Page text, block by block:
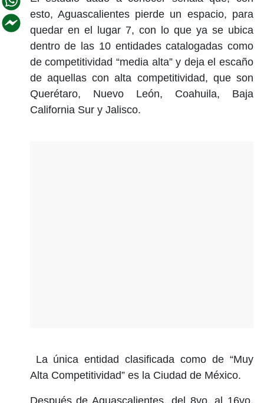
esto, Aguascalientes pierde un espacio, para
quedar en el lugar 7, con lo que ya se ubica
dentro de las 10 entidades catalogadas como
de competitividad “media alta” y deja el escaño
de aquellas con alta competitividad, que son
Querétaro, Nuevo León, Coahuila, Baja
California Sur y Jalisco.
La única entidad clasificada como de “Muy
Alta Competitividad” es la Ciudad de México.
Después de Aguascalientes, del 8vo. al 16vo.